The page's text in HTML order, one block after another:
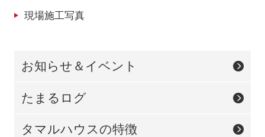
現場施工写真
お知らせ＆イベント
たまるログ
タマルハウスの特徴